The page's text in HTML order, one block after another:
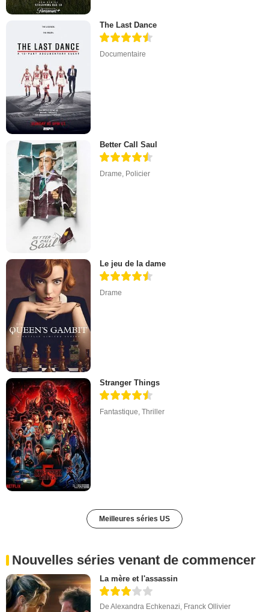
The Last Dance
Documentaire
Better Call Saul
Drame Policier
Le jeu de la dame
Drame
Stranger Things
Fantastique,Thriller
Meilleures séries US
Nouvelles séries venant de commencer
La mère et l'assassin
DeAlexandra Echkenazi, Franck Ollivier